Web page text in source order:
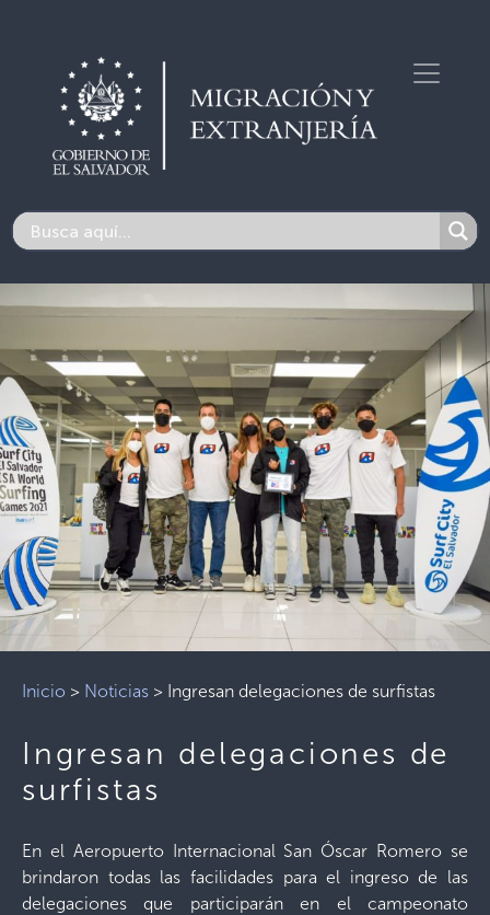
Inicio > Noticias > Ingresan delegaciones de surfistas
Ingresan delegaciones de
surfistas
En el Aeropuerto Internacional San Óscar Romero se
brindaron todas las facilidades para el ingreso de las
delegaciones que participarán en el campeonato